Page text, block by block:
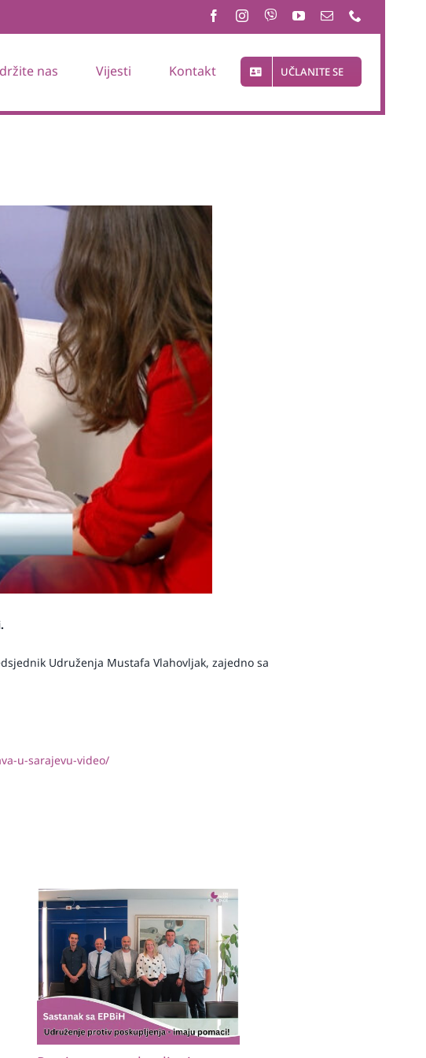
nas Vijesti Kontakt UČLANITE SE
Udruženja Mustafa Vlahovljak, zajedno sa
u-sarajevu-video/